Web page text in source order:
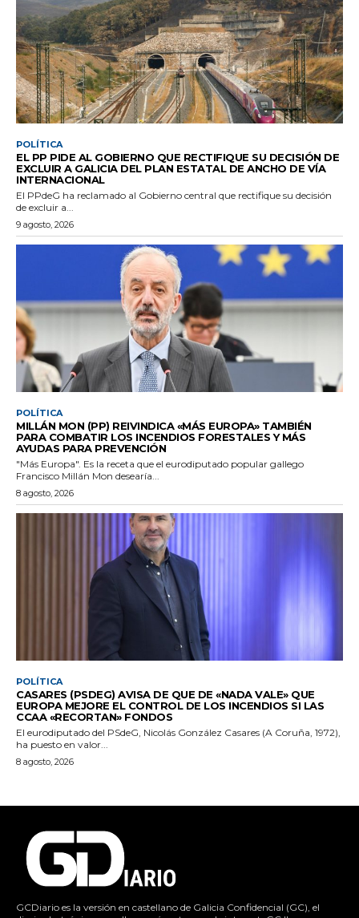
POLÍTICA
EL PP PIDE AL GOBIERNO QUE RECTIFIQUE SU DECISIÓN DE
EXCLUIR A GALICIA DEL PLAN ESTATAL DE ANCHO DE VÍA
INTERNACIONAL
El PPdeG ha reclamado al Gobierno central que rectifique su decisión
de excluir a...
9 agosto, 2026
POLÍTICA
MILLÁN MON (PP) REIVINDICA «MÁS EUROPA» TAMBIÉN
PARA COMBATIR LOS INCENDIOS FORESTALES Y MÁS
AYUDAS PARA PREVENCIÓN
"Más Europa". Es la receta que el eurodiputado popular gallego
Francisco Millán Mon desearía...
8 agosto, 2026
POLÍTICA
CASARES (PSDEG) AVISA DE QUE DE «NADA VALE» QUE
EUROPA MEJORE EL CONTROL DE LOS INCENDIOS SI LAS
CCAA «RECORTAN» FONDOS
El eurodiputado del PSdeG, Nicolás González Casares (A Coruña, 1972),
ha puesto en valor...
8 agosto, 2026
GCDiario es la versión en castellano de Galicia Confidencial (GC), el